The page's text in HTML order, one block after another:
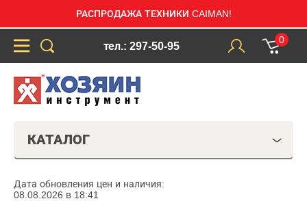
РАСПРОДАЖА ТЕХНИКИ CAIMAN!
тел.: 297-50-95
0
КАТАЛОГ
Дата обновления цен и наличия:
08.08.2026 в 18:41